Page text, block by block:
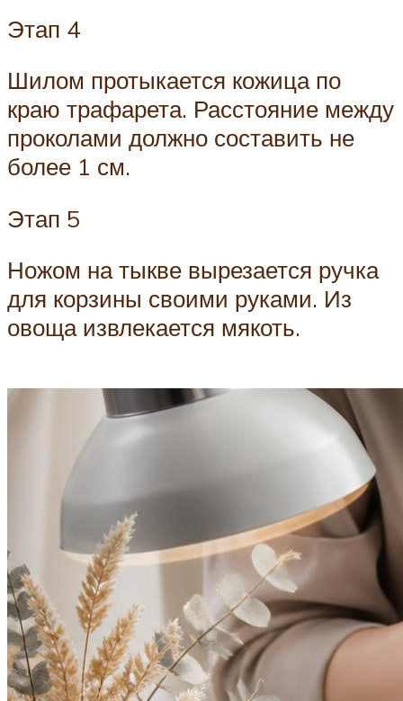
Этап 4
Шилом протыкается кожица по
краю трафарета. Расстояние между
проколами должно составить не
более 1 см.
Этап 5
Ножом на тыкве вырезается ручка
для корзины своими руками. Из
овоща извлекается мякоть.